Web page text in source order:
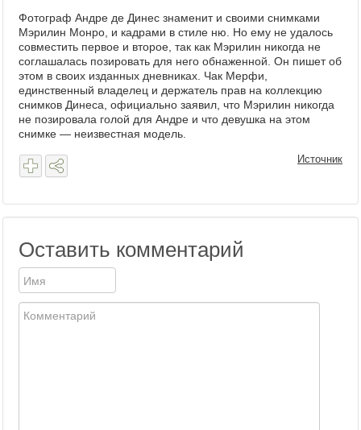
Фотограф Андре де Динес знаменит и своими снимками
Мэрилин Монро, и кадрами в стиле ню. Но ему не удалось
совместить первое и второе, так как Мэрилин никогда не
соглашалась позировать для него обнаженной. Он пишет об
этом в своих изданных дневниках. Чак Мерфи,
единственный владелец и держатель прав на коллекцию
снимков Динеса, официально заявил, что Мэрилин никогда
не позировала голой для Андре и что девушка на этом
снимке — неизвестная модель.
Источник
Оставить комментарий